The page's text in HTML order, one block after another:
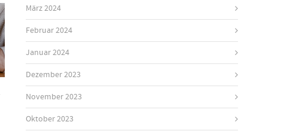
März 2024
Februar 2024
Januar 2024
Dezember 2023
November 2023
Oktober 2023